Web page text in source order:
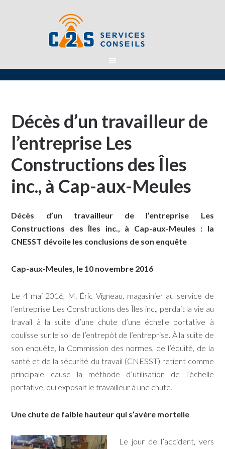
Décès d’un travailleur de
l’entreprise Les
Constructions des Îles
inc., à Cap-aux-Meules
Décès d’un travailleur de l’entreprise Les
Constructions des Îles inc., à Cap-aux-Meules : la
CNESST dévoile les conclusions de son enquête
Cap-aux-Meules, le 10 novembre 2016
Le 4 mai 2016, M. Éric Vigneau, magasinier au service de
l’entreprise Les Constructions des Îles inc., perdait la vie au
travail à la suite d’une chute d’une échelle portative à
coulisse sur le sol de l’entrepôt de l’entreprise. À la suite de
son enquête, la Commission des normes, de l’équité, de la
santé et de la sécurité du travail (CNESST) retient comme
principale cause la méthode d’utilisation de l’échelle
portative, qui exposait le travailleur à une chute.
Une chute de faible hauteur qui s’avère mortelle
Le jour de l’accident, vers